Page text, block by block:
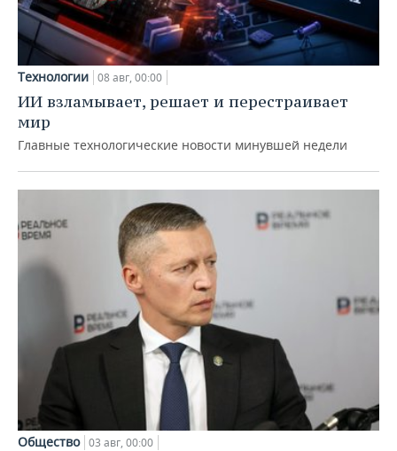
Технологии 08 авг, 00:00
ИИ взламывает, решает и перестраивает
мир
Главные технологические новости минувшей недели
Общество 03 авг, 00:00